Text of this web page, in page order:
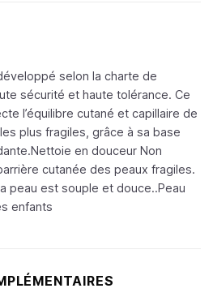
selon la charte de
sécurité et haute tolérance. Ce
l’équilibre cutané et capillaire de
plus fragiles, grâce à sa base
en douceur Non
cutanée des peaux fragiles.
peau est souple et douce..Peau
enfants